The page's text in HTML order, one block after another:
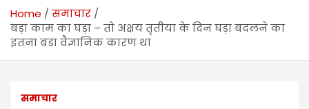
Home
समाचार
बड़ा काम का घड़ा – तो अक्षय तृतीया के दिन घड़ा बदलने का
इतना बडा वैज्ञानिक कारण था
समाचार